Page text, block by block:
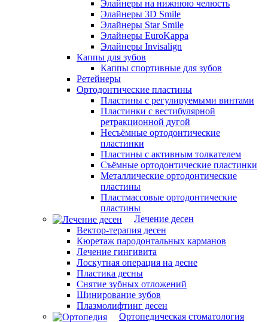
Элайнеры на нижнюю челюсть
Элайнеры 3D Smile
Элайнеры Star Smile
Элайнеры EuroKappa
Элайнеры Invisalign
Каппы для зубов
Каппы спортивные для зубов
Ретейнеры
Ортодонтические пластины
Пластины с регулируемыми винтами
Пластинки с вестибулярной
ретракционной дугой
Несъёмные ортодонтические
пластинки
Пластины с активным толкателем
Съёмные ортодонтические пластинки
Металлические ортодонтические
пластины
Пластмассовые ортодонтические
пластины
Лечение десен
Вектор-терапия десен
Кюретаж пародонтальных карманов
Лечение гингивита
Лоскутная операция на десне
Пластика десны
Снятие зубных отложений
Шинирование зубов
Плазмолифтинг десен
Ортопедическая стоматология